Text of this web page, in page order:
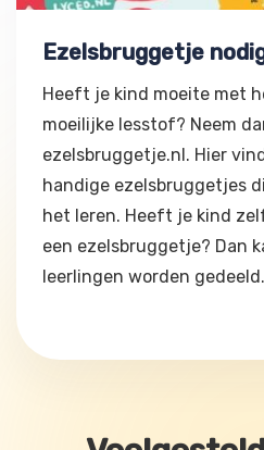
Ezelsbruggetje
Heeft je kind moeite met
moeilijke lesstof? Neem
ezelsbruggetje.nl. Hier
handige ezelsbruggetjes
het leren. Heeft je kind
een ezelsbruggetje? Dan
leerlingen worden gedeeld.